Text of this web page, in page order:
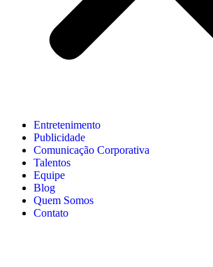
Entretenimento
Publicidade
Comunicação Corporativa
Talentos
Equipe
Blog
Quem Somos
Contato